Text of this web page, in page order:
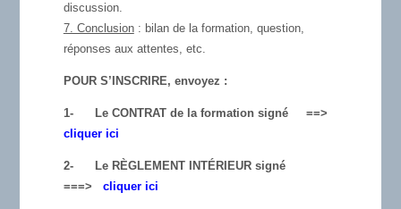
discussion.
7. Conclusion: bilan de la formation, question,
réponses aux attentes, etc.
POUR S’INSCRIRE, envoyez :
1-
Le CONTRAT de la formation signé ==>
cliquer ici
2-
Le RÈGLEMENT INTÉRIEUR signé
===> cliquer ici